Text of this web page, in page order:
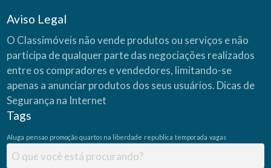
Aviso Legal
O Classimóveis não vende produtos ou serviços e não
participa de qualquer parte das negociações realizados
entre os compradores e vendedores, limitando-se
apenas a anunciar produtos dos seus usuários. Dicas de
Segurança na Internet
Tags
Aluga pensao promoção quartos na liberdade republica temporada vagas